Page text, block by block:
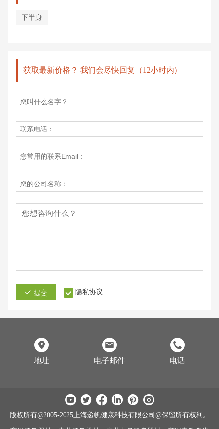
下半身
获取最新价格？ 我们会尽快回复（12小时内）
提交 隐私协议
地址 电子邮件 电话
版权所有@2005-2025上海递帆健康科技有限公司@保留所有权利。